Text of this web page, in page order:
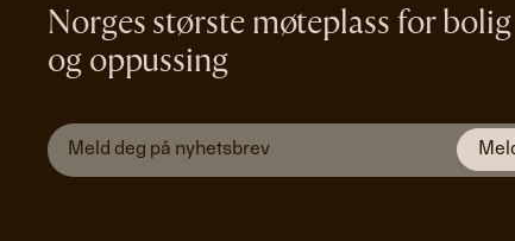
Norges største møteplass for bolig
og oppussing